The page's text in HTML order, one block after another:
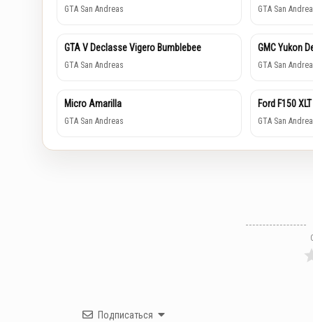
GTA San Andreas GTA San
GTA V Declasse Vigero Bumblebee
GTA San Andreas
GMC Yukon
GTA San
Micro Amarilla
GTA San Andreas
Ford F150 XLT
GTA San
Подписаться